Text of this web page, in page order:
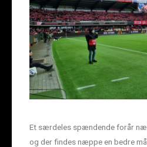
Et særdeles spændende forår
og der findes næppe en bedre